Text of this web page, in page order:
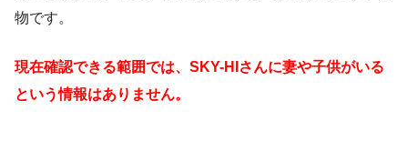
物です。
現在確認できる範囲では、SKY-HIさんに妻や子供がいる
という情報はありません。